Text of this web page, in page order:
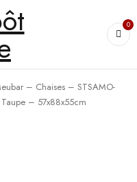
0
– Chaises – STSAMO-
– 57x88x55cm